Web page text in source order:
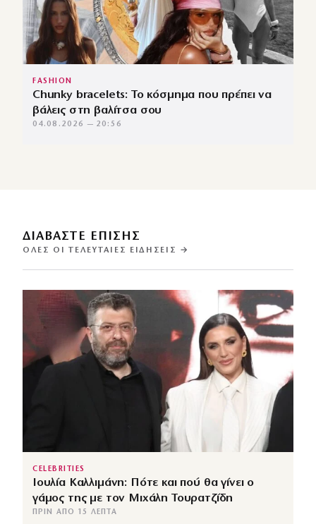
FASHION
Chunky bracelets: Το κόσμημα που πρέπει να
βάλεις στη βαλίτσα σου
04.08.2026 — 20:56
ΔΙΑΒΑΣΤΕ ΕΠΙΣΗΣ
ΌΛΕΣ ΟΙ ΤΕΛΕΥΤΑΊΕΣ ΕΙΔΉΣΕΙΣ →
CELEBRITIES
Ιουλία Καλλιμάνη: Πότε και πού θα γίνει ο
γάμος της με τον Μιχάλη Τουρατζίδη
ΠΡΙΝ ΑΠΌ 15 ΛΕΠΤΆ